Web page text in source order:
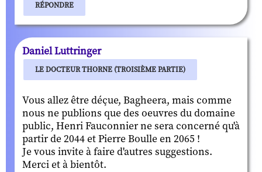
RÉPONDRE
Daniel Luttringer
LE DOCTEUR THORNE (TROISIÈME PARTIE)
Vous allez être déçue, Bagheera, mais comme
nous ne publions que des oeuvres du domaine
public, Henri Fauconnier ne sera concerné qu'à
partir de 2044 et Pierre Boulle en 2065 !
Je vous invite à faire d'autres suggestions.
Merci et à bientôt.